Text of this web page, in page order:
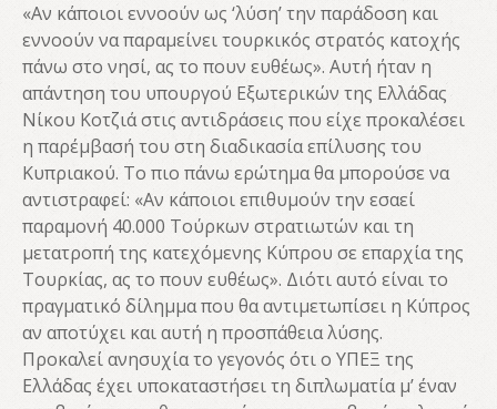
«Αν κάποιοι εννοούν ως ‘λύση’ την παράδοση και
εννοούν να παραμείνει τουρκικός στρατός κατοχής
πάνω στο νησί, ας το πουν ευθέως». Αυτή ήταν η
απάντηση του υπουργού Εξωτερικών της Ελλάδας
Νίκου Κοτζιά στις αντιδράσεις που είχε προκαλέσει
η παρέμβασή του στη διαδικασία επίλυσης του
Κυπριακού. Το πιο πάνω ερώτημα θα μπορούσε να
αντιστραφεί: «Αν κάποιοι επιθυμούν την εσαεί
παραμονή 40.000 Τούρκων στρατιωτών και τη
μετατροπή της κατεχόμενης Κύπρου σε επαρχία της
Τουρκίας, ας το πουν ευθέως». Διότι αυτό είναι το
πραγματικό δίλημμα που θα αντιμετωπίσει η Κύπρος
αν αποτύχει και αυτή η προσπάθεια λύσης.
Προκαλεί ανησυχία το γεγονός ότι ο ΥΠΕΞ της
Ελλάδας έχει υποκαταστήσει τη διπλωματία μ’ έναν